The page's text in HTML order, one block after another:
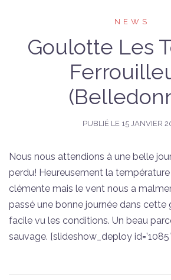
NEWS
Goulotte Les
PUBLIÉ LE 15 JANVIER
Nous nous attendions à une belle
perdu! Heureusement la
clémente mais le vent nous a
passé une bonne journée dans cette
facile vu les conditions. Un beau
sauvage. [slideshow_deploy